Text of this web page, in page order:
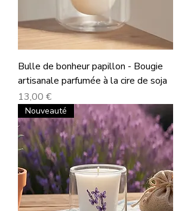
Bulle de bonheur papillon - Bougie
artisanale parfumée à la cire de soja
Prix
13,00 €
Nouveauté